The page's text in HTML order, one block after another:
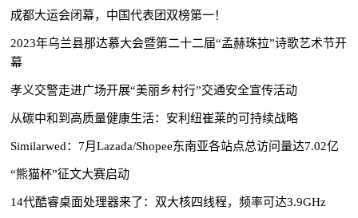
成都大运会闭幕，中国代表团双榜第一！
2023年乌兰县那达慕大会暨第二十二届“孟赫珠拉”诗歌艺术节开
幕
孝义交警走进广场开展“美丽乡村行”交通安全宣传活动
从碳中和到高质量健康生活：安利纽崔莱的可持续战略
Similarwed：7月Lazada/Shopee东南亚各站点总访问量达7.02亿
“熊猫杯”征文大赛启动
14代酷睿桌面处理器来了：双大核四线程，频率可达3.9GHz